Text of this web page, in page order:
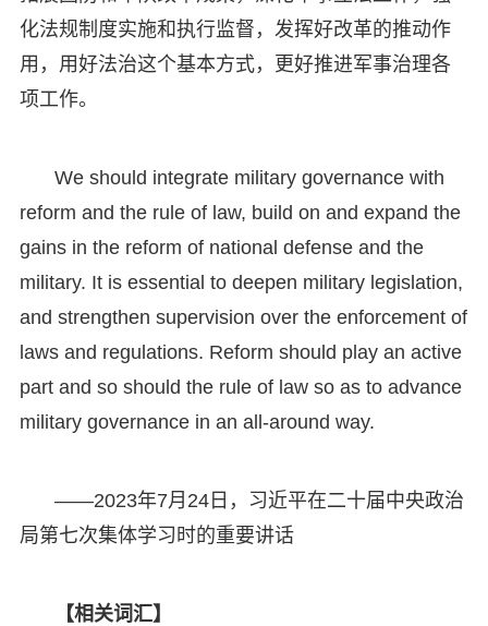
化法规制度实施和执行监督，发挥好改革的推动作
用，用好法治这个基本方式，更好推进军事治理各
项工作。
We should integrate military governance with
reform and the rule of law, build on and expand the
gains in the reform of national defense and the
military. It is essential to deepen military legislation,
and strengthen supervision over the enforcement of
laws and regulations. Reform should play an active
part and so should the rule of law so as to advance
military governance in an all-around way.
——2023年7月24日，习近平在二十届中央政治
局第七次集体学习时的重要讲话
【相关词汇】